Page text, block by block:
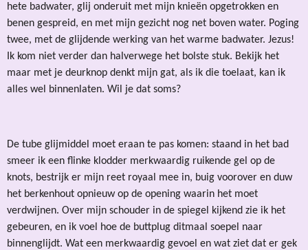
hete badwater, glij onderuit met mijn knieën opgetrokken en
benen gespreid, en met mijn gezicht nog net boven water. Poging
twee, met de glijdende werking van het warme badwater. Jezus!
Ik kom niet verder dan halverwege het bolste stuk. Bekijk het
maar met je deurknop denkt mijn gat, als ik die toelaat, kan ik
alles wel binnenlaten. Wil je dat soms?
De tube glijmiddel moet eraan te pas komen: staand in het bad
smeer ik een flinke klodder merkwaardig ruikende gel op de
knots, bestrijk er mijn reet royaal mee in, buig voorover en duw
het berkenhout opnieuw op de opening waarin het moet
verdwijnen. Over mijn schouder in de spiegel kijkend zie ik het
gebeuren, en ik voel hoe de buttplug ditmaal soepel naar
binnenglijdt. Wat een merkwaardig gevoel en wat ziet dat er gek